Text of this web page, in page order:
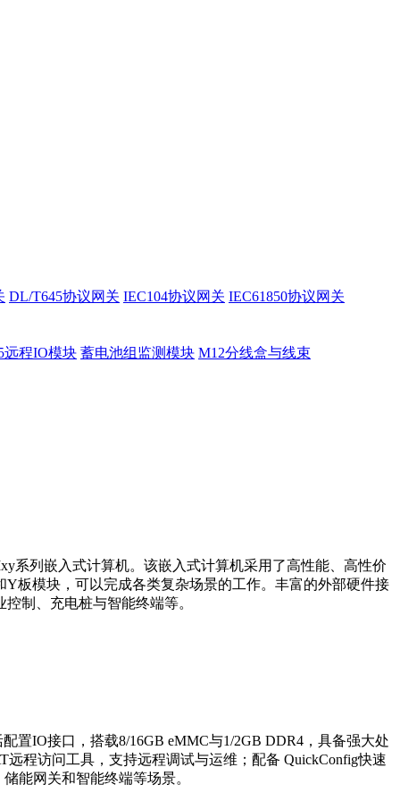
DL/T645协议网关 IEC104协议网关 IEC61850协议网关
远程IO模块 蓄电池组监测模块 M12分线盒与线束
系列嵌入式计算机。该嵌入式计算机采用了高性能、高性价
板模块，可以完成各类复杂场景的工作。丰富的外部硬件接
制、充电桩与智能终端等。
置IO接口，搭载8/16GB eMMC与1/2GB DDR4，具备强大处
程访问工具，支持远程调试与运维；配备 QuickConfig快速
能网关和智能终端等场景。